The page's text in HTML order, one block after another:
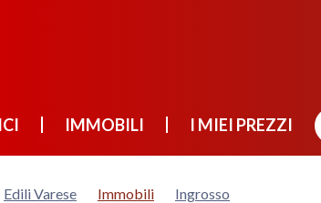
IMMOBILI I MIEI PREZZI
Edili Varese Immobili Ingrosso